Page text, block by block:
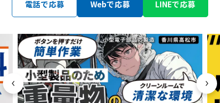
電話で応募 Webで応募 LINEで応募